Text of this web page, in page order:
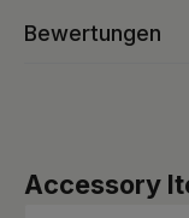
Bewertungen
Produktgalerie
Accessory